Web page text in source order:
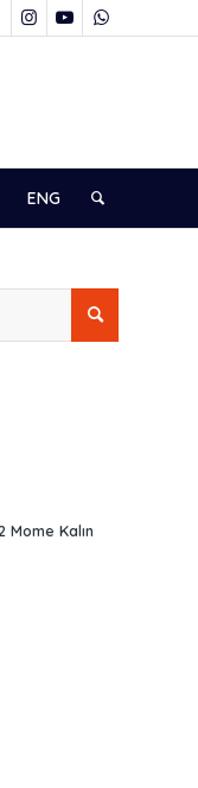
ENG
Mome Kalın